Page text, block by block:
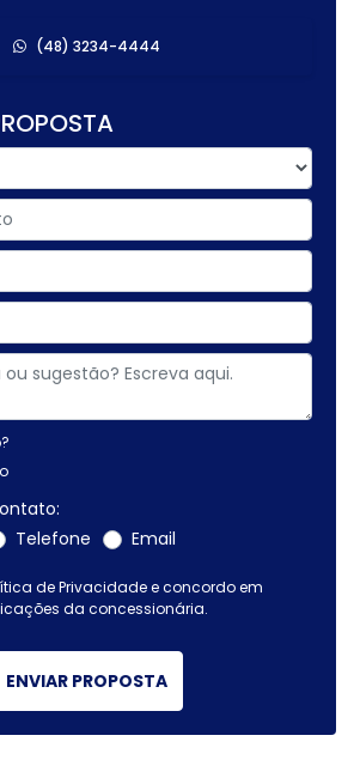
(48) 3234-4444
Telefone Email
de Privacidadee concordo em
da concessionária.
ENVIAR PROPOSTA